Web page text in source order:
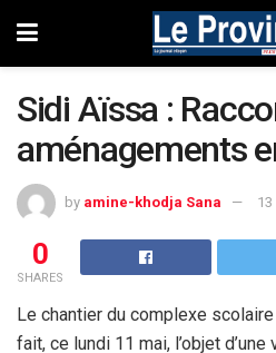
Sidi Aïssa :
aménagements
by amine-khodja Sana
0
SHARES
Le chantier du complexe
fait, ce lundi 11 mai, l’objet